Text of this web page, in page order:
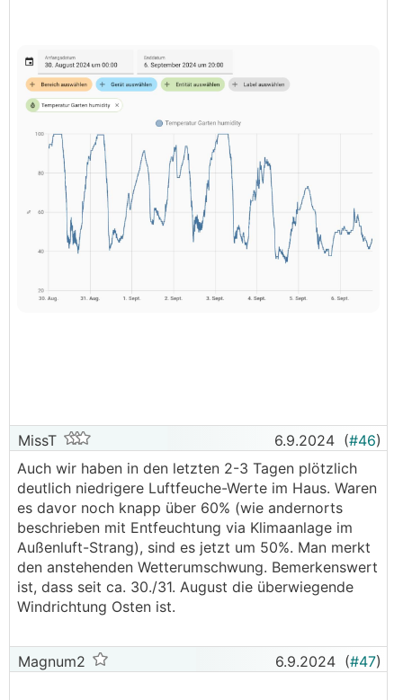
MissT 6.9.2024 (#46)
Auch wir haben in den letzten 2-3 Tagen plötzlich
deutlich niedrigere Luftfeuche-Werte im Haus. Waren
es davor noch knapp über 60% (wie andernorts
beschrieben mit Entfeuchtung via Klimaanlage im
Außenluft-Strang), sind es jetzt um 50%. Man merkt
den anstehenden Wetterumschwung. Bemerkenswert
ist, dass seit ca. 30./31. August die überwiegende
Windrichtung Osten ist.
Magnum2 6.9.2024 (#47)